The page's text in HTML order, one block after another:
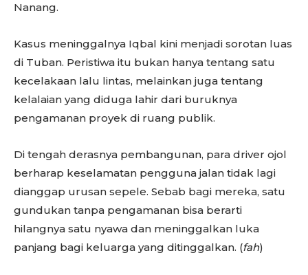
Nanang.
Kasus meninggalnya Iqbal kini menjadi sorotan luas
di Tuban. Peristiwa itu bukan hanya tentang satu
kecelakaan lalu lintas, melainkan juga tentang
kelalaian yang diduga lahir dari buruknya
pengamanan proyek di ruang publik.
Di tengah derasnya pembangunan, para driver ojol
berharap keselamatan pengguna jalan tidak lagi
dianggap urusan sepele. Sebab bagi mereka, satu
gundukan tanpa pengamanan bisa berarti
hilangnya satu nyawa dan meninggalkan luka
panjang bagi keluarga yang ditinggalkan. (fah)